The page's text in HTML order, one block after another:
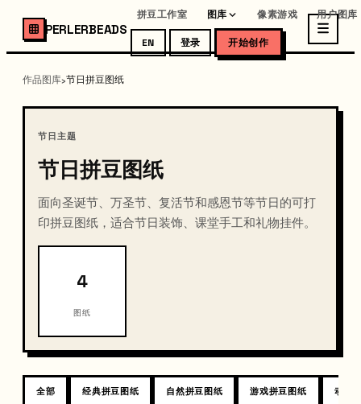
PERLERBEADS
拼豆工作室 图库 像素游戏 用户图库
EN 登录 开始创作
作品图库›节日拼豆图纸
节日主题
节日拼豆图纸
面向圣诞节、万圣节、复活节和感恩节等节日的可打
印拼豆图纸，适合节日装饰、课堂手工和礼物挂件。
4
图纸
全部 经典拼豆图纸 自然拼豆图纸 游戏拼豆图纸 动物